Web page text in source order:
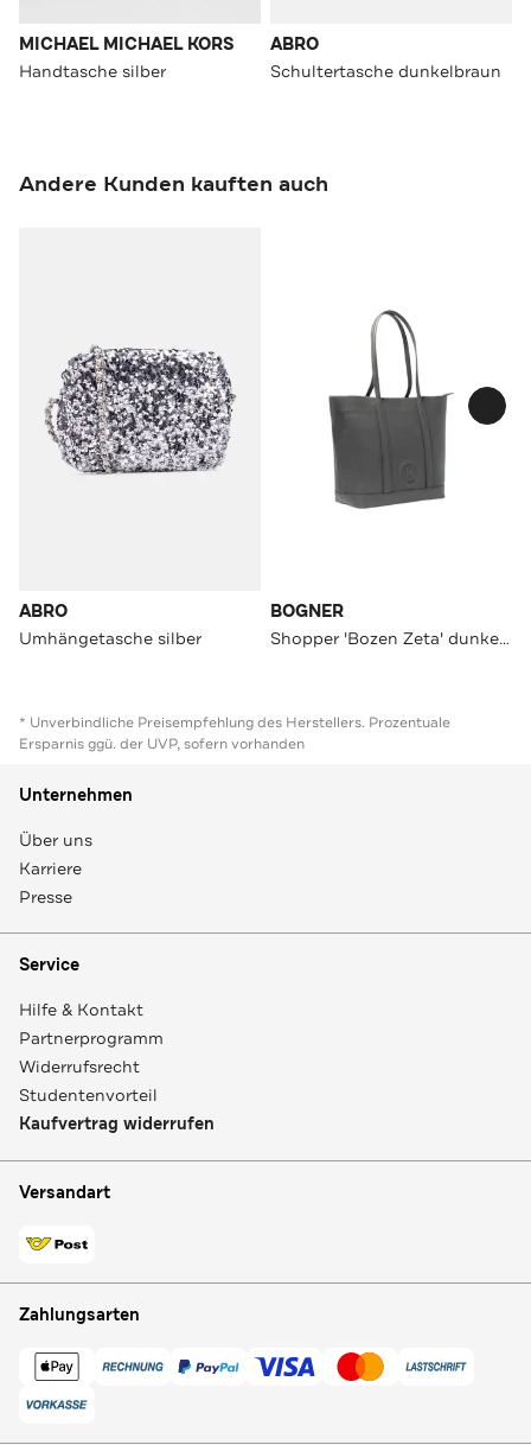
MICHAEL MICHAEL KORS
Handtasche silber
ABRO
Schultertasche dunkelbraun
Andere Kunden kauften auch
ABRO
Umhängetasche silber
BOGNER
Shopper 'Bozen Zeta' dunkelgrau
* Unverbindliche Preisempfehlung des Herstellers. Prozentuale
Ersparnis ggü. der UVP, sofern vorhanden
Unternehmen
Über uns
Karriere
Presse
Service
Hilfe & Kontakt
Partnerprogramm
Widerrufsrecht
Studentenvorteil
Kaufvertrag widerrufen
Versandart
Zahlungsarten